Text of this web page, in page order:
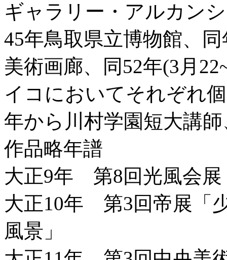
ギャラリー・アルカン
45年鳥取県立博物館、
美術画廊、同52年(3月
イコにおいてそれぞれ
年から川村学園短大講
作品略年譜
大正9年 第8回光風会展
大正10年 第3回帝展「
風景」